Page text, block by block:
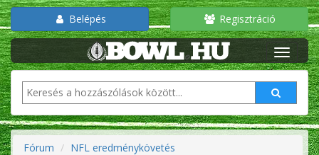
Belépés Regisztráció
Fórum
NFL eredménykövetés